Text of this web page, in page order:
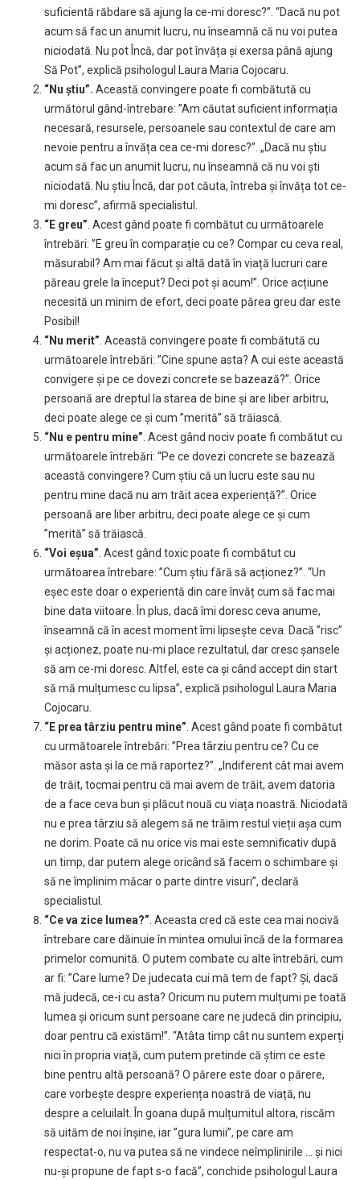
suficientă răbdare să ajung la ce-mi doresc?”. “Dacă nu pot
acum să fac un anumit lucru, nu înseamnă că nu voi putea
niciodată. Nu pot Încă, dar pot învăța și exersa până ajung
Să Pot”, explică psihologul Laura Maria Cojocaru.
“Nu știu”. Această convingere poate fi combătută cu
următorul gând-întrebare: ”Am căutat suficient informația
necesară, resursele, persoanele sau contextul de care am
nevoie pentru a învăța cea ce-mi doresc?”. „Dacă nu știu
acum să fac un anumit lucru, nu înseamnă că nu voi ști
niciodată. Nu știu Încă, dar pot căuta, întreba și învăța tot ce-
mi doresc”, afirmă specialistul.
“E greu” . Acest gând poate fi combătut cu următoarele
întrebări: ”E greu în comparație cu ce? Compar cu ceva real,
măsurabil? Am mai făcut și altă dată în viață lucruri care
păreau grele la început? Deci pot și acum!”. Orice acțiune
necesită un minim de efort, deci poate părea greu dar este
Posibil!
“Nu merit” . Această convingere poate fi combătută cu
următoarele întrebări: ”Cine spune asta? A cui este această
convigere și pe ce dovezi concrete se bazează?”. Orice
persoană are dreptul la starea de bine și are liber arbitru,
deci poate alege ce și cum ”merită” să trăiască.
“Nu e pentru mine” . Acest gând nociv poate fi combătut cu
următoarele întrebări: “Pe ce dovezi concrete se bazează
această convingere? Cum știu că un lucru este sau nu
pentru mine dacă nu am trăit acea experiență?”. Orice
persoană are liber arbitru, deci poate alege ce și cum
”merită” să trăiască.
“Voi eșua” . Acest gând toxic poate fi combătut cu
următoarea întrebare: ”Cum știu fără să acționez?”. “Un
eșec este doar o experientă din care învăț cum să fac mai
bine data viitoare. În plus, dacă îmi doresc ceva anume,
înseamnă că în acest moment îmi lipsește ceva. Dacă ”risc”
și acționez, poate nu-mi place rezultatul, dar cresc șansele
să am ce-mi doresc. Altfel, este ca și când accept din start
să mă mulțumesc cu lipsa”, explică psihologul Laura Maria
Cojocaru.
“E prea târziu pentru mine” . Acest gând poate fi combătut
cu următoarele întrebări: ”Prea târziu pentru ce? Cu ce
măsor asta și la ce mă raportez?”. „Indiferent cât mai avem
de trăit, tocmai pentru că mai avem de trăit, avem datoria
de a face ceva bun și plăcut nouă cu viața noastră. Niciodată
nu e prea târziu să alegem să ne trăim restul vieții așa cum
ne dorim. Poate că nu orice vis mai este semnificativ după
un timp, dar putem alege oricând să facem o schimbare și
să ne împlinim măcar o parte dintre visuri”, declară
specialistul.
“Ce va zice lumea?” . Aceasta cred că este cea mai nocivă
întrebare care dăinuie în mintea omului încă de la formarea
primelor comunită. O putem combate cu alte întrebări, cum
ar fi: ”Care lume? De judecata cui mă tem de fapt? Și, dacă
mă judecă, ce-i cu asta? Oricum nu putem mulțumi pe toată
lumea și oricum sunt persoane care ne judecă din principiu,
doar pentru că existăm!”. “Atâta timp cât nu suntem experți
nici în propria viață, cum putem pretinde că știm ce este
bine pentru altă persoană? O părere este doar o părere,
care vorbește despre experiența noastră de viață, nu
despre a celuilalt. În goana după mulțumitul altora, riscăm
să uităm de noi înșine, iar ”gura lumii”, pe care am
respectat-o, nu va putea să ne vindece neîmplinirile … și nici
nu-și propune de fapt s-o facă”, conchide psihologul Laura